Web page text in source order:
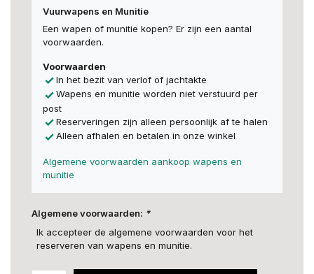
Vuurwapens en Munitie
Een wapen of munitie kopen? Er zijn een aantal
voorwaarden.
Voorwaarden
In het bezit van verlof of jachtakte
Wapens en munitie worden niet verstuurd per
post
Reserveringen zijn alleen persoonlijk af te halen
Alleen afhalen en betalen in onze winkel
Algemene voorwaarden aankoop wapens en
munitie
Algemene voorwaarden: *
Ik accepteer de algemene voorwaarden voor het
reserveren van wapens en munitie.